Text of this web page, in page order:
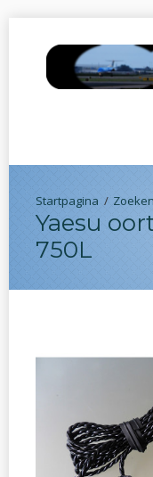
Zoeken
Yaesu
750L